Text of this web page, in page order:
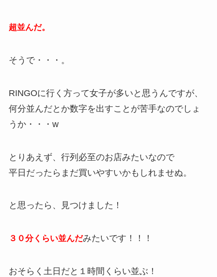
超並んだ。
そうで・・・。
RINGOに行く方って女子が多いと思うんですが、
何分並んだとか数字を出すことが苦手なのでしょ
うか・・・w
とりあえず、行列必至のお店みたいなので
平日だったらまだ買いやすいかもしれませぬ。
と思ったら、見つけました！
３０分くらい並んだみたいです！！！
おそらく土日だと１時間くらい並ぶ！